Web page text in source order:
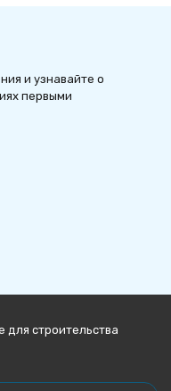
и узнавайте о
первыми
строительства